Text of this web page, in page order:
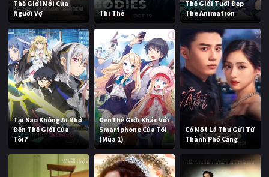
Thế Giới Mới Của
Người Vợ
Thi Thể
Thế Giới Tươi Đẹp
The Animation
Tại Sao Không Ai Nhớ
Đến Thế Giới Của
Tôi?
ĐếnThế Giới Khác Với
Smartphone Của Tôi
(Mùa 1)
Có Một Lá Thư Gửi Từ
Thành Phố Cảng